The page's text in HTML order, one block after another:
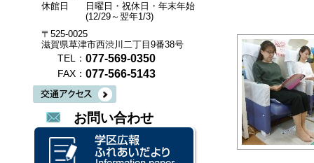
休館日
日曜日・祝休日・年末年始
(12/29～翌年1/3)
〒525-0025
滋賀県草津市西渋川二丁目9番38号
TEL： 077-569-0350
FAX： 077-566-5143
お問い合わせ